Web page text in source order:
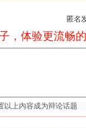
匿名
，体验更流畅